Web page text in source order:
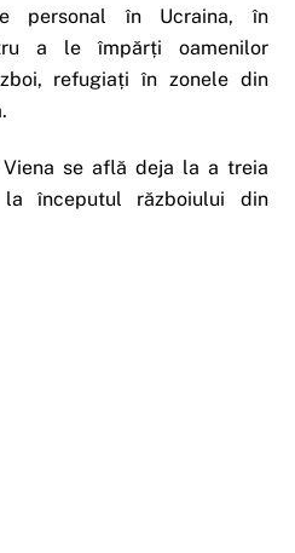
personal în Ucraina, în
a le împărți oamenilor
refugiați în zonele din
se află deja la a treia
începutul războiului din